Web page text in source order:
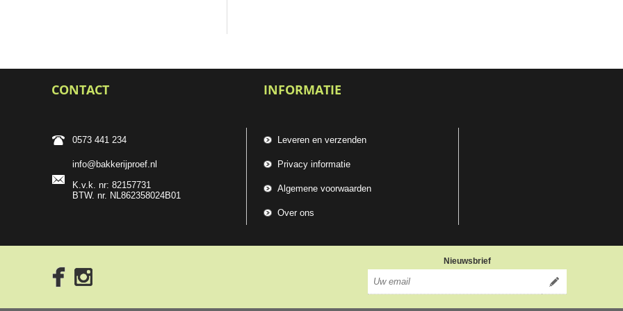
CONTACT
0573 441 234
info@bakkerijproef.nl
K.v.k. nr: 82157731
BTW. nr. NL862358024B01
INFORMATIE
Leveren en verzenden
Privacy informatie
Algemene voorwaarden
Over ons
Nieuwsbrief